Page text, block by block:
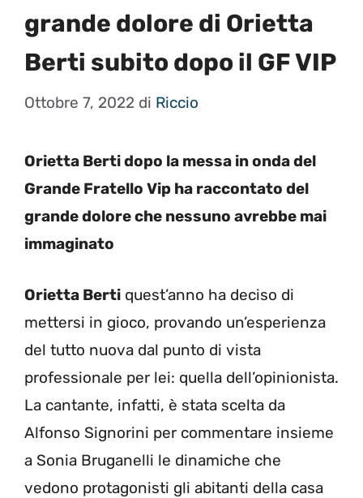
grande dolore di Orietta
Berti subito dopo il GF VIP
Ottobre 7, 2022 di Riccio
Orietta Berti dopo la messa in onda del
Grande Fratello Vip ha raccontato del
grande dolore che nessuno avrebbe mai
immaginato
Orietta Berti quest’anno ha deciso di
mettersi in gioco, provando un’esperienza
del tutto nuova dal punto di vista
professionale per lei: quella dell’opinionista.
La cantante, infatti, è stata scelta da
Alfonso Signorini per commentare insieme
a Sonia Bruganelli le dinamiche che
vedono protagonisti gli abitanti della casa